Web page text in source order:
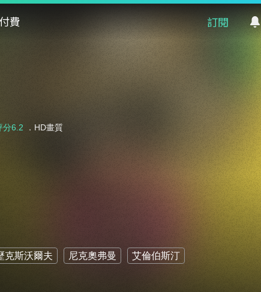
費 訂閱
分6.2 ．HD畫質
克斯沃爾夫 尼克奧弗曼 艾倫伯斯汀